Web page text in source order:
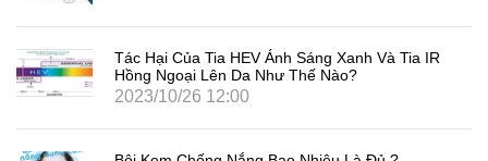
Tác Hại Của Tia HEV Ánh Sáng Xanh Và Tia IR
Hồng Ngoại Lên Da Như Thế Nào?
2023/10/26 12:00